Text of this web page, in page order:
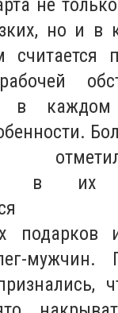
но и в
в каждом
в их
подарков
мужчин.